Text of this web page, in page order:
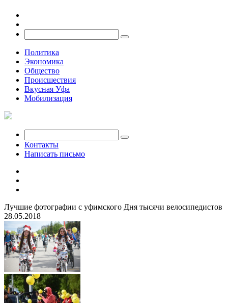
Политика
Экономика
Общество
Происшествия
Вкусная Уфа
Мобилизация
Контакты
Написать письмо
Лучшие фотографии с уфимского Дня тысячи велосипедистов
28.05.2018